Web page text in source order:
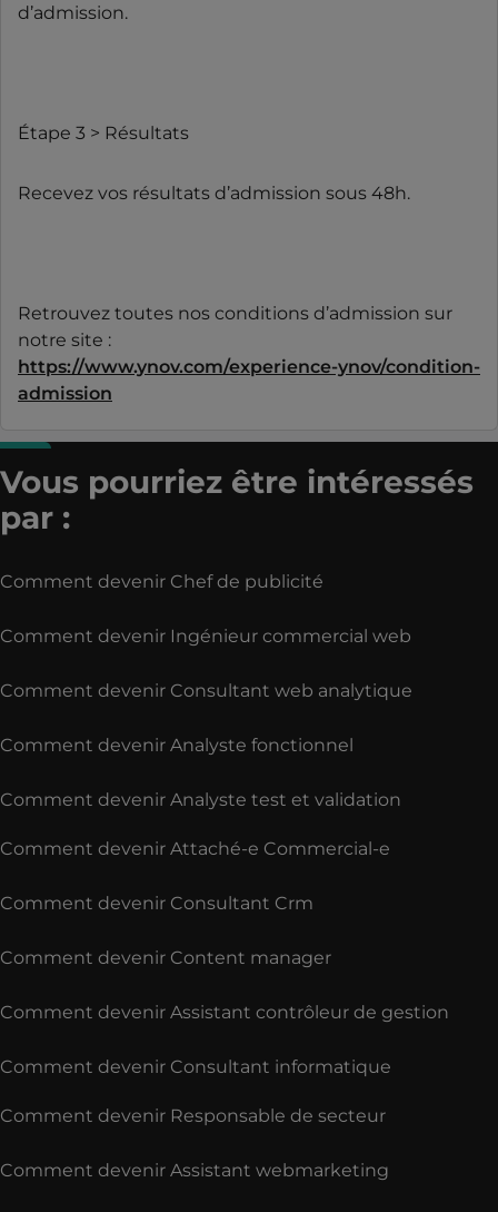
d’admission.
Étape 3 > Résultats
Recevez vos résultats d’admission sous 48h.
Retrouvez toutes nos conditions d’admission sur
notre site :
https://www.ynov.com/experience-ynov/condition-
admission
Vous pourriez être intéressés
par :
Comment devenir Chef de publicité
Comment devenir Ingénieur commercial web
Comment devenir Consultant web analytique
Comment devenir Analyste fonctionnel
Comment devenir Analyste test et validation
Comment devenir Attaché-e Commercial-e
Comment devenir Consultant Crm
Comment devenir Content manager
Comment devenir Assistant contrôleur de gestion
Comment devenir Consultant informatique
Comment devenir Responsable de secteur
Comment devenir Assistant webmarketing